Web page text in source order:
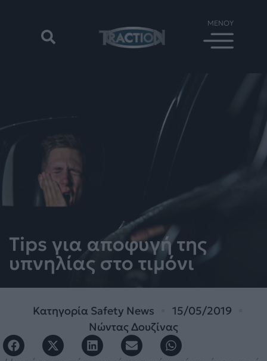
Τips για αποφυγή της
υπνηλίας στο τιμόνι
Κατηγορία Safety News
15/05/2019
Νώντας Δουζίνας